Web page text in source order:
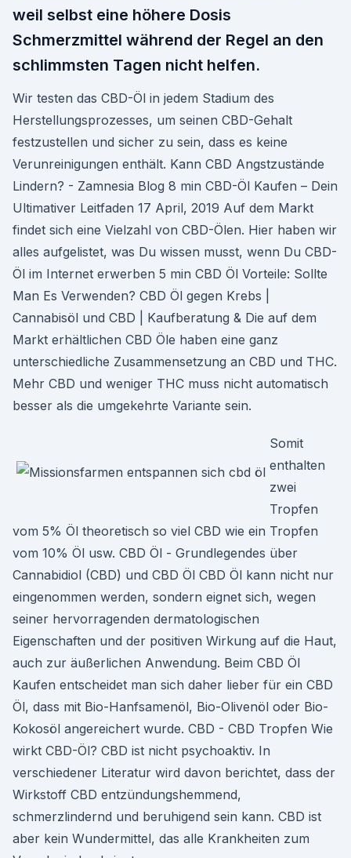
weil selbst eine höhere Dosis
Schmerzmittel während der Regel an den
schlimmsten Tagen nicht helfen.
Wir testen das CBD-Öl in jedem Stadium des
Herstellungsprozesses, um seinen CBD-Gehalt
festzustellen und sicher zu sein, dass es keine
Verunreinigungen enthält. Kann CBD Angstzustände
Lindern? - Zamnesia Blog 8 min CBD-Öl Kaufen – Dein
Ultimativer Leitfaden 17 April, 2019 Auf dem Markt
findet sich eine Vielzahl von CBD-Ölen. Hier haben wir
alles aufgelistet, was Du wissen musst, wenn Du CBD-
Öl im Internet erwerben 5 min CBD Öl Vorteile: Sollte
Man Es Verwenden? CBD Öl gegen Krebs |
Cannabisöl und CBD | Kaufberatung & Die auf dem
Markt erhältlichen CBD Öle haben eine ganz
unterschiedliche Zusammensetzung an CBD und THC.
Mehr CBD und weniger THC muss nicht automatisch
besser als die umgekehrte Variante sein.
Somit
enthalten
zwei
Tropfen
vom 5% Öl theoretisch so viel CBD wie ein Tropfen
vom 10% Öl usw. CBD Öl - Grundlegendes über
Cannabidiol (CBD) und CBD Öl CBD Öl kann nicht nur
eingenommen werden, sondern eignet sich, wegen
seiner hervorragenden dermatologischen
Eigenschaften und der positiven Wirkung auf die Haut,
auch zur äußerlichen Anwendung. Beim CBD Öl
Kaufen entscheidet man sich daher lieber für ein CBD
Öl, dass mit Bio-Hanfsamenöl, Bio-Olivenöl oder Bio-
Kokosöl angereichert wurde. CBD - CBD Tropfen Wie
wirkt CBD-Öl? CBD ist nicht psychoaktiv. In
verschiedener Literatur wird davon berichtet, dass der
Wirkstoff CBD entzündungshemmend,
schmerzlindernd und beruhigend sein kann. CBD ist
aber kein Wundermittel, das alle Krankheiten zum